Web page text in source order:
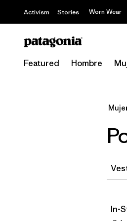
Activism Stories Worn Wear
Featured Hombre
In-